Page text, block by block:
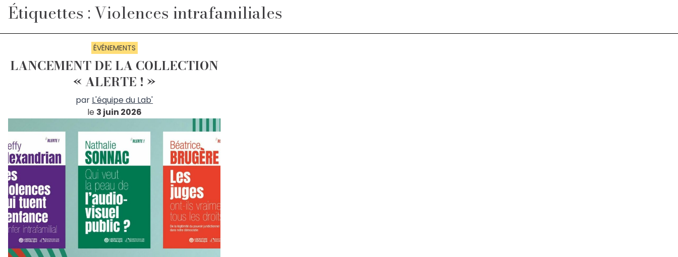
Étiquettes : Violences intrafamiliales
ÉVÉNEMENTS
LANCEMENT DE LA COLLECTION
« ALERTE ! »
par L'équipe du Lab'
le 3 juin 2026